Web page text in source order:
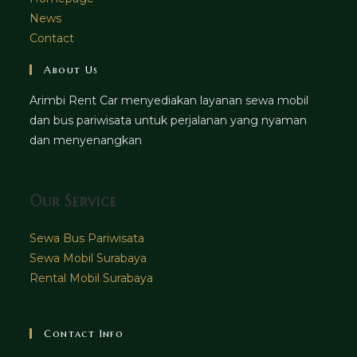
News
Contact
About Us
Arimbi Rent Car menyediakan layanan sewa mobil
dan bus pariwisata untuk perjalanan yang nyaman
dan menyenangkan
Our Service
Sewa Bus Pariwisata
Sewa Mobil Surabaya
Rental Mobil Surabaya
Contact Info